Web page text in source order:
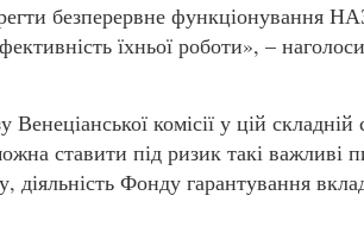
безперервне функціонування
їхньої роботи», –
комісії у цій складній
ставити під ризик такі важливі
Фонду гарантування